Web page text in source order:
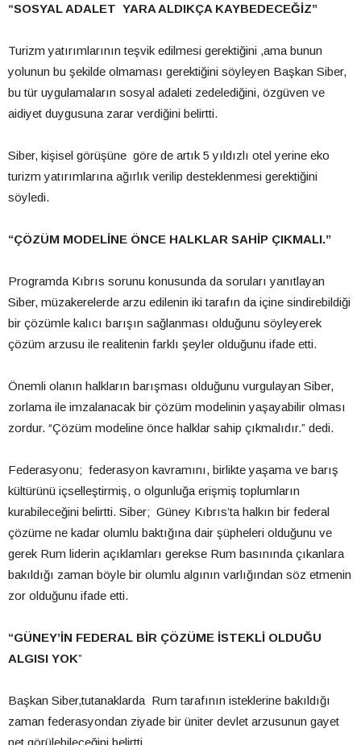
“SOSYAL ADALET YARA ALDIKÇA KAYBEDECEĞİZ”
Turizm yatırımlarının teşvik edilmesi gerektiğini ,ama bunun
yolunun bu şekilde olmaması gerektiğini söyleyen Başkan Siber,
bu tür uygulamaların sosyal adaleti zedelediğini, özgüven ve
aidiyet duygusuna zarar verdiğini belirtti.
Siber, kişisel görüşüne göre de artık 5 yıldızlı otel yerine eko
turizm yatırımlarına ağırlık verilip desteklenmesi gerektiğini
söyledi.
“ÇÖZÜM MODELİNE ÖNCE HALKLAR SAHİP ÇIKMALI.”
Programda Kıbrıs sorunu konusunda da soruları yanıtlayan
Siber, müzakerelerde arzu edilenin iki tarafın da içine sindirebildiği
bir çözümle kalıcı barışın sağlanması olduğunu söyleyerek
çözüm arzusu ile realitenin farklı şeyler olduğunu ifade etti.
Önemli olanın halkların barışması olduğunu vurgulayan Siber,
zorlama ile imzalanacak bir çözüm modelinin yaşayabilir olması
zordur. “Çözüm modeline önce halklar sahip çıkmalıdır.” dedi.
Federasyonu; federasyon kavramını, birlikte yaşama ve barış
kültürünü içselleştirmiş, o olgunluğa erişmiş toplumların
kurabileceğini belirtti. Siber; Güney Kıbrıs’ta halkın bir federal
çözüme ne kadar olumlu baktığına dair şüpheleri olduğunu ve
gerek Rum liderin açıklamları gerekse Rum basınında çıkanlara
bakıldığı zaman böyle bir olumlu algının varlığından söz etmenin
zor olduğunu ifade etti.
“GÜNEY’İN FEDERAL BİR ÇÖZÜME İSTEKLİ OLDUĞU
ALGISI YOK”
Başkan Siber,tutanaklarda Rum tarafının isteklerine bakıldığı
zaman federasyondan ziyade bir üniter devlet arzusunun gayet
net görülebileceğini belirtti.